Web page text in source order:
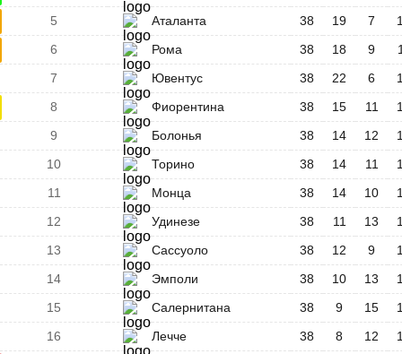
5
Аталанта 38 19 7
6
Рома 38 18 9
7
Ювентус 38 22 6
8
Фиорентина 38 15 11
9
Болонья 38 14 12
10
Торино 38 14 11
11
Монца 38 14 10
12
Удинезе 38 11 13
13
Сассуоло 38 12 9
14
Эмполи 38 10 13
15
Салернитана 38 9 15
16
Лечче 38 8 12